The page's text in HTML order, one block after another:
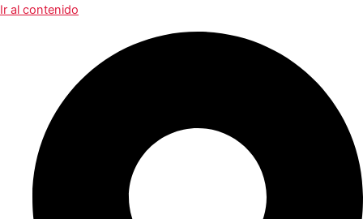
Ir al contenido